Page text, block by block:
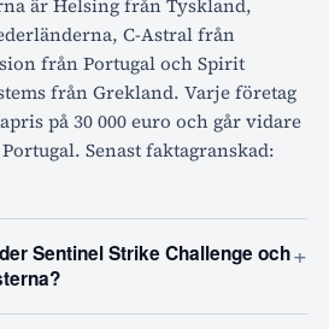
är Helsing från Tyskland,
C-Astral från
från Portugal och Spirit
från Grekland. Varje företag
på 30 000 euro och går vidare
Senast faktagranskad:
Sentinel Strike Challenge och+